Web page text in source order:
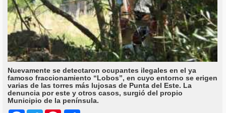
Nuevamente se detectaron ocupantes ilegales en el ya
famoso fraccionamiento “Lobos”, en cuyo entorno se erigen
varias de las torres más lujosas de Punta del Este. La
denuncia por este y otros casos, surgió del propio
Municipio de la península.